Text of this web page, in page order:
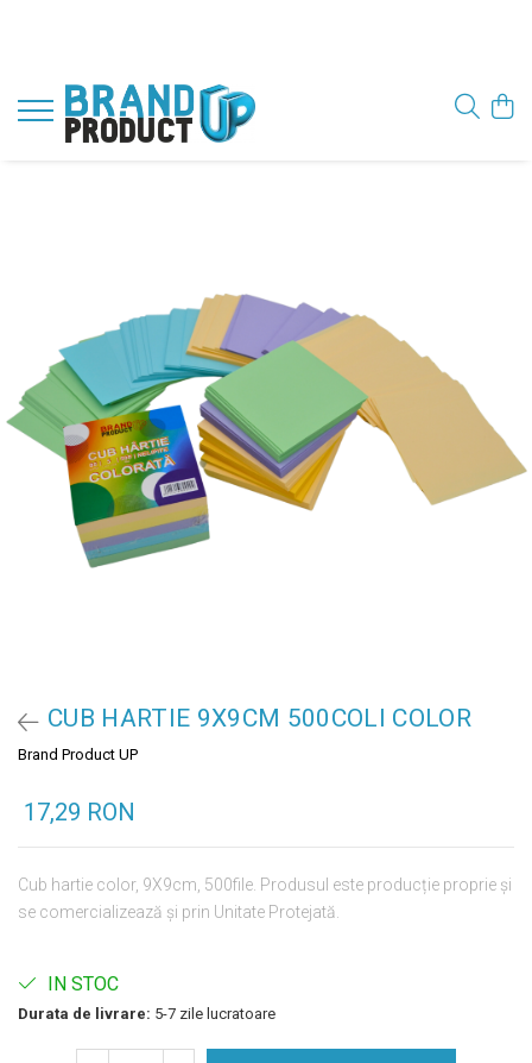
CUB HARTIE 9X9CM 500COLI COLOR
Brand Product UP
17,29 RON
Cub hartie color, 9X9cm, 500file. Produsul este producție proprie și
se comercializează și prin Unitate Protejată.
IN STOC
Durata de livrare: 5-7 zile lucratoare